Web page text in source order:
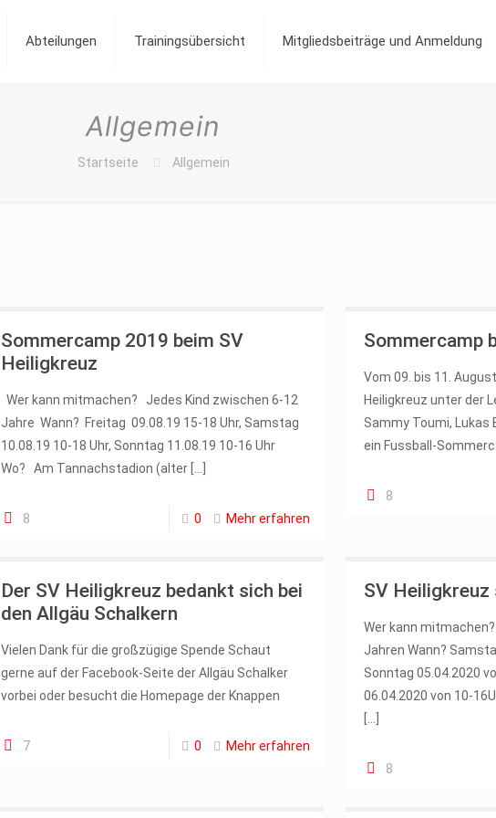
Abteilungen Trainingsübersicht Mitgliedsbeiträge und Anmeldung
Allgemein
Startseite Allgemein
Sommercamp 2019 beim SV
Heiligkreuz
Wer kann mitmachen? Jedes Kind zwischen 6-12
Jahre Wann? Freitag 09.08.19 15-18 Uhr, Samstag
10.08.19 10-18 Uhr, Sonntag 11.08.19 10-16 Uhr
Wo? Am Tannachstadion (alter[…]
8 0 Mehr erfahren
Sommercamp
Vom 09. bis 11.
Heiligkreuz unter der
Sammy Toumi, Lukas
ein Fussball-
8
Der SV Heiligkreuz bedankt sich bei
den Allgäu Schalkern
Vielen Dank für die großzügige Spende Schaut
gerne auf der Facebook-Seite der Allgäu Schalker
vorbei oder besucht die Homepage der Knappen
7 0 Mehr erfahren
SV
Wer kann
Jahren Wann?
Sonntag 05.04.2020
06.04.2020 von 10-
8